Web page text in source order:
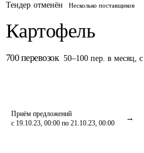
Тендер отменён Несколько поставщиков
Картофель
700 перевозок 50–100 пер. в месяц,
Приём предложений
с 19.10.23, 00:00 по 21.10.23, 00:00